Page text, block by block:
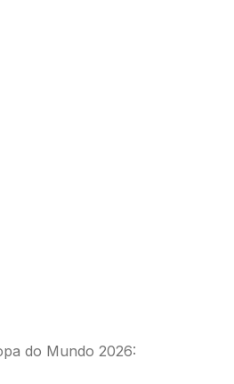
do Mundo 2026: